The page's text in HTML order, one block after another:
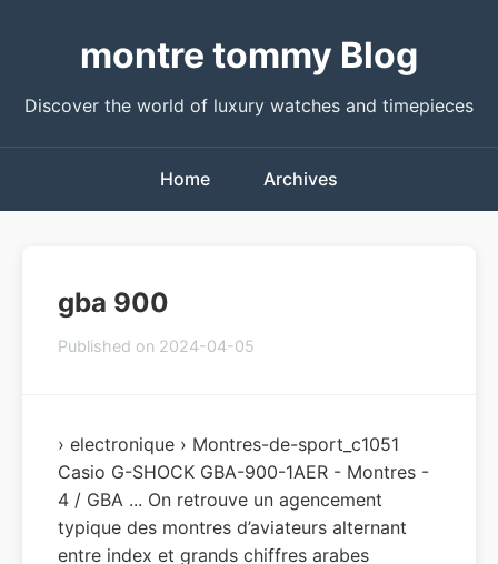
montre tommy Blog
Discover the world of luxury watches and timepieces
Home Archives
gba 900
Published on 2024-04-05
› electronique › Montres-de-sport_c1051
Casio G-SHOCK GBA-900-1AER - Montres -
4 / GBA ... On retrouve un agencement
typique des montres d’aviateurs alternant
entre index et grands chiffres arabes